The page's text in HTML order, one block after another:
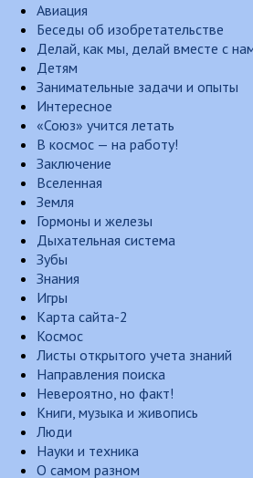
Авиация
Беседы об изобретательстве
Делай, как мы, делай вместе с
Детям
Занимательные задачи и опыты
Интересное
«Союз» учится летать
В космос — на работу!
Заключение
Вселенная
Земля
Гормоны и железы
Дыхательная система
Зубы
Знания
Игры
Карта сайта-2
Космос
Листы открытого учета знаний
Направления поиска
Невероятно, но факт!
Книги, музыка и живопись
Люди
Науки и техника
О самом разном